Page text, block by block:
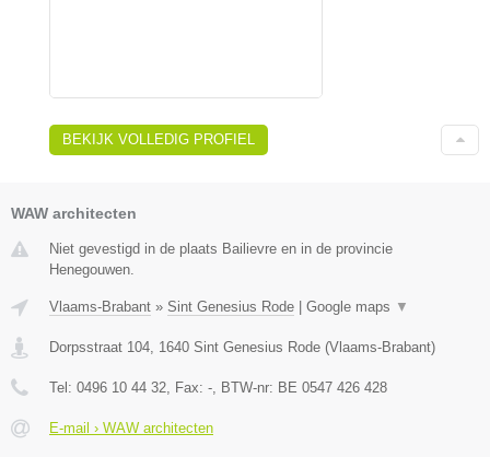
BEKIJK VOLLEDIG PROFIEL
WAW architecten
Niet gevestigd in de plaats Bailievre en in de provincie
Henegouwen.
Vlaams-Brabant » Sint Genesius Rode Google maps ▼
Dorpsstraat 104, 1640 Sint Genesius Rode (Vlaams-Brabant)
Tel: 0496 10 44 32, Fax: -, BTW-nr: BE 0547 426 428
E-mail › WAW architecten